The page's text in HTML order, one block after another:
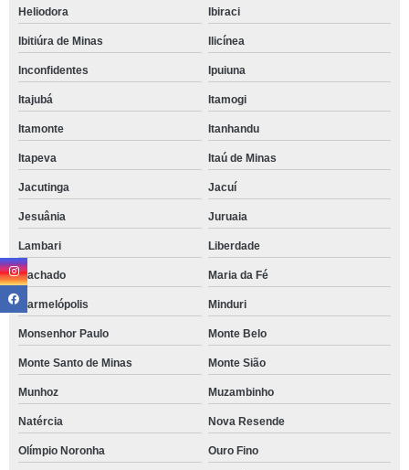
Heliodora Ibiraci
Ibitiúra de Minas Ilicínea
Inconfidentes Ipuiuna
Itajubá Itamogi
Itamonte Itanhandu
Itapeva Itaú de Minas
Jacutinga Jacuí
Jesuânia Juruaia
Lambari Liberdade
Machado Maria da Fé
Marmelópolis Minduri
Monsenhor Paulo Monte Belo
Monte Santo de Minas Monte Sião
Munhoz Muzambinho
Natércia Nova Resende
Olímpio Noronha Ouro Fino